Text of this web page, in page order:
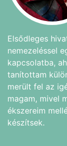
Elsődleges
nemezeléssel
kapcsolatba,
tanítottam
merült fel az
magam, mivel
ékszereim
készítsek.